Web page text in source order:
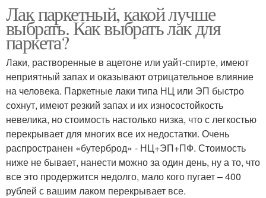
Лак паркетный, какой лучше
выбрать. Как выбрать лак для
паркета?
Лаки, растворенные в ацетоне или уайт-спирте, имеют
неприятный запах и оказывают отрицательное влияние
на человека. Паркетные лаки типа НЦ или ЭП быстро
сохнут, имеют резкий запах и их износостойкость
невелика, но стоимость настолько низка, что с легкостью
перекрывает для многих все их недостатки. Очень
распространен «бутерброд» - НЦ+ЭП+ПФ. Стоимость
ниже не бывает, нанести можно за один день, ну а то, что
все это продержится недолго, мало кого пугает – 400
рублей с вашим лаком перекрывает все.